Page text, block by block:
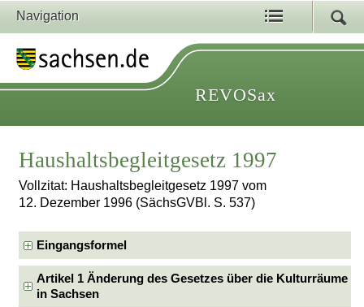
Navigation
REVOSax
Haushaltsbegleitgesetz 1997
Vollzitat: Haushaltsbegleitgesetz 1997 vom
12. Dezember 1996 (SächsGVBl. S. 537)
Eingangsformel
Artikel 1 Änderung des Gesetzes über die Kulturräume
in Sachsen